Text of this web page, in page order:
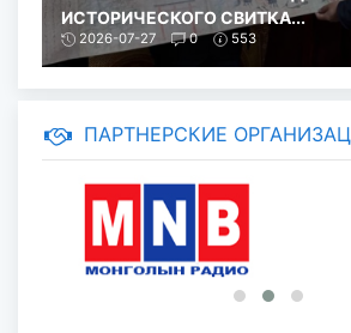
ИСТОРИЧЕСКОГО СВИТКА...
2026-07-27 0 553
ПАРТНЕРСКИЕ